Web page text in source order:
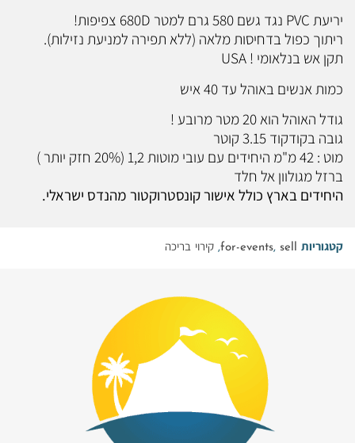
יריעת PVC נגד גשם 580 גרם למטר 680D צפיפות!
ריתוך כפול בדחיסות מלאה (ללא תפירה למניעת נזילות).
תקן אש בנלאומי ! USA
כמות אנשים באוהל עד 40 איש
גודל האוהל הוא 20 מטר מרובע !
גובה בקודקוד 3.15 קוטר
מוט : 42 מ"מ היחידים עם עובי מוטות 1,2 (20% חזק יותר )
ברזל מגולוון אל חלד
היחידים בארץ כולל אישור קונסטרוקטור מהנדס ישראלי.
קטגוריות for-events, sell
, קירוי בריכה